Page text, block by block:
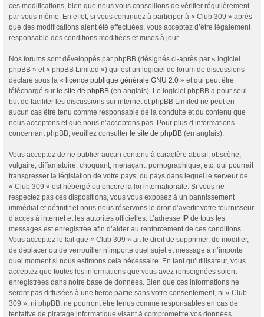
ces modifications, bien que nous vous conseillons de vérifier régulièrement
par vous-même. En effet, si vous continuez à participer à « Club 309 » après
que des modifications aient été effectuées, vous acceptez d’être légalement
responsable des conditions modifiées et mises à jour.
Nos forums sont développés par phpBB (désignés ci-après par « logiciel
phpBB » et « phpBB Limited ») qui est un logiciel de forum de discussions
déclaré sous la « licence publique générale GNU 2.0 » et qui peut être
téléchargé sur le site de phpBB (en anglais). Le logiciel phpBB a pour seul
but de faciliter les discussions sur internet et phpBB Limited ne peut en
aucun cas être tenu comme responsable de la conduite et du contenu que
nous acceptons et que nous n’acceptons pas. Pour plus d’informations
concernant phpBB, veuillez consulter le site de phpBB (en anglais).
Vous acceptez de ne publier aucun contenu à caractère abusif, obscène,
vulgaire, diffamatoire, choquant, menaçant, pornographique, etc. qui pourrait
transgresser la législation de votre pays, du pays dans lequel le serveur de
« Club 309 » est hébergé ou encore la loi internationale. Si vous ne
respectez pas ces dispositions, vous vous exposez à un bannissement
immédiat et définitif et nous nous réservons le droit d’avertir votre fournisseur
d’accès à internet et les autorités officielles. L’adresse IP de tous les
messages est enregistrée afin d’aider au renforcement de ces conditions.
Vous acceptez le fait que « Club 309 » ait le droit de supprimer, de modifier,
de déplacer ou de verrouiller n’importe quel sujet et message à n’importe
quel moment si nous estimons cela nécessaire. En tant qu’utilisateur, vous
acceptez que toutes les informations que vous avez renseignées soient
enregistrées dans notre base de données. Bien que ces informations ne
seront pas diffusées à une tierce partie sans votre consentement, ni « Club
309 », ni phpBB, ne pourront être tenus comme responsables en cas de
tentative de piratage informatique visant à compromettre vos données.